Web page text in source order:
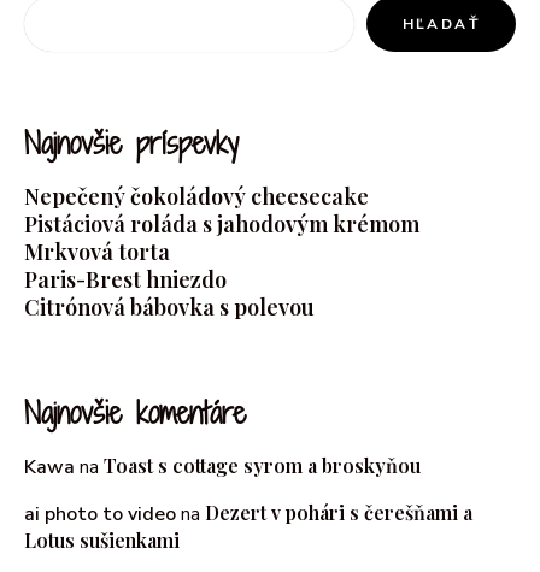
HĽADAŤ
Najnovšie príspevky
Nepečený čokoládový cheesecake
Pistáciová roláda s jahodovým krémom
Mrkvová torta
Paris-Brest hniezdo
Citrónová bábovka s polevou
Najnovšie komentáre
Kawa na Toast s cottage syrom a broskyňou
ai photo to videona Dezert v pohári s čerešňami a
Lotus sušienkami